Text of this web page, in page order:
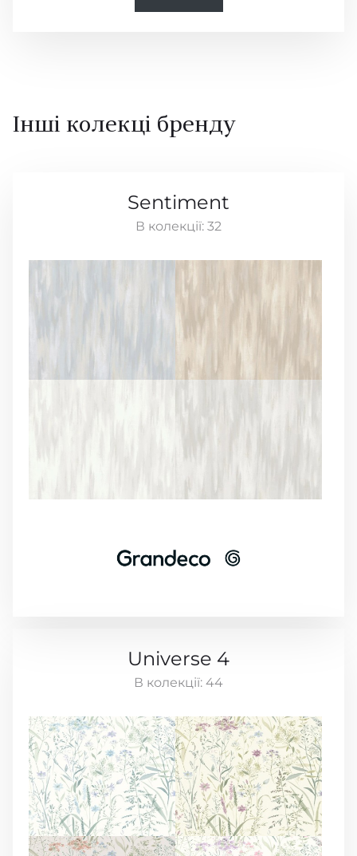
Інші колекці бренду
Sentiment
В колекції: 32
Universe 4
В колекції: 44